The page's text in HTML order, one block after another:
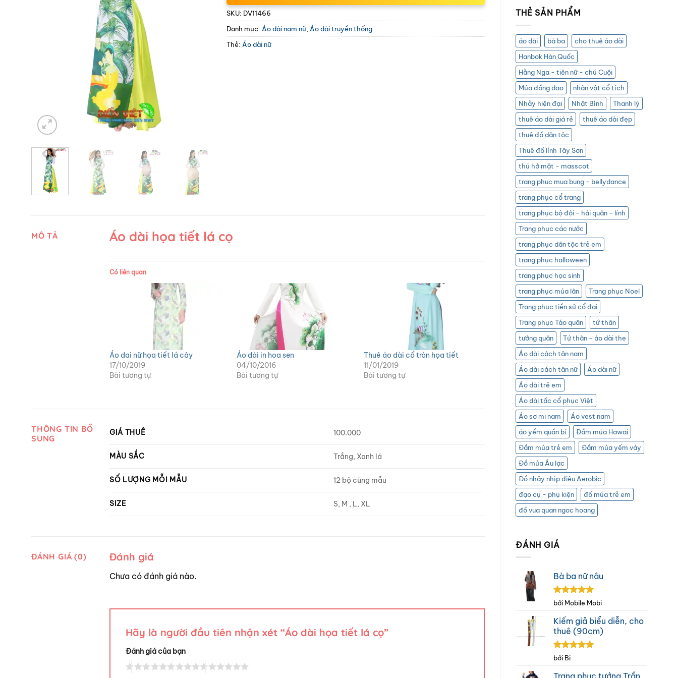
THẺ SẢN PHẨM
áo dài bà ba
cho thuê áo dài
Hanbok Hàn Quốc
Hằng Nga - tiên nữ - chú Cuội
Múa đồng dao
nhân vật cổ tích
Nhảy hiện đại
Nhật Bình
Thanh lý
thuê áo dài giá rẻ
thuê áo dài đẹp
thuê đồ dân tộc
Thuê đồ lính Tây Sơn
thú hở mặt - masscot
trang phuc mua bung - bellydance
trang phục cổ trang
trang phục bộ đội - hải quân - lính
Trang phục các nước
trang phục dân tộc trẻ em
trang phục halloween
trang phục học sinh
trang phục múa lân
Trang phục Noel
Trang phục tiền sử cổ đại
Trang phục Táo quân
tứ thân
tướng quân
Tứ thân - áo dài the
Áo dài cách tân nam
Áo dài cách tân nữ
Áo dài nữ
Áo dài trẻ em
Áo dài tấc cổ phục Việt
Áo sơ mi nam
Áo vest nam
áo yếm quần bí
Đầm múa Hawai
Đầm múa trẻ em
Đầm múa yếm váy
Đồ múa Âu lạc
Đồ nhảy nhịp điệu Aerobic
đạo cụ - phụ kiện
đồ múa trẻ em
đồ vua quan ngoc hoang
ĐÁNH GIÁ
Bà ba nữ nâu
Được xếp
sao
bởi Mobile Mobi
Kiếm giả biểu diễn, cho
thuê (90cm)
Được xếp
sao
bởi Bi
SKU: DV11466
Danh mục: Áo dài nam nữ Áo dài truyền thống
Thẻ: Áo dài nữ
MÔ TẢ Áo dài họa tiết lá cọ
Có liên quan
Áo dai nữ họa tiết lá cây
17/10/2019
Bài tương tự
Áo dài in hoa sen
04/10/2016
Bài tương tự
Thuê áo dài cổ tròn họa tiết
11/01/2019
Bài tương tự
THÔNG TIN BỔ
SUNG
GIÁ THUÊ 100.000
MÀU SẮC Trắng, Xanh lá
SỐ LƯỢNG MỖI MẪU 12 bộ cùng mẫu
SIZE S, M , L, XL
ĐÁNH GIÁ (0) Đánh giá
Chưa có đánh giá nào.
Hãy là người đầu tiên nhận xét “Áo dài họa tiết lá cọ”
Đánh giá của bạn